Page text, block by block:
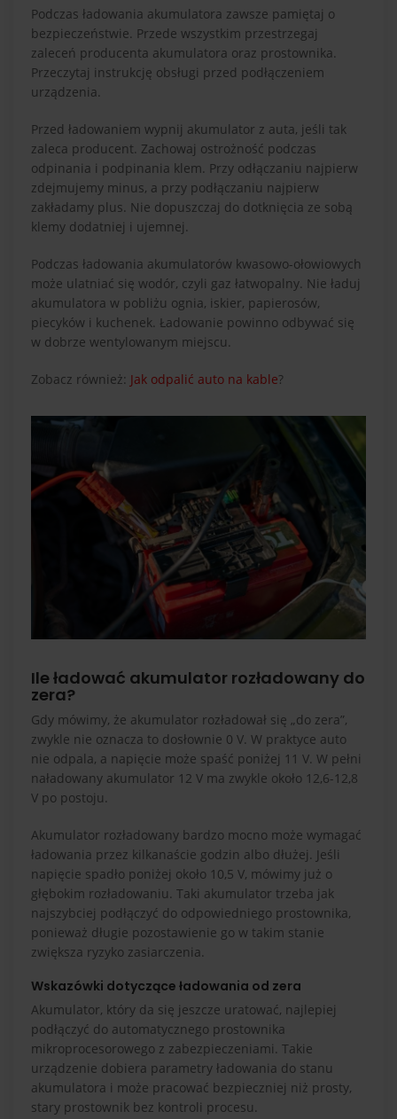
Podczas ładowania akumulatora zawsze pamiętaj o
bezpieczeństwie. Przede wszystkim przestrzegaj
zaleceń producenta akumulatora oraz prostownika.
Przeczytaj instrukcję obsługi przed podłączeniem
urządzenia.
Przed ładowaniem wypnij akumulator z auta, jeśli tak
zaleca producent. Zachowaj ostrożność podczas
odpinania i podpinania klem. Przy odłączaniu najpierw
zdejmujemy minus, a przy podłączaniu najpierw
zakładamy plus. Nie dopuszczaj do dotknięcia ze sobą
klemy dodatniej i ujemnej.
Podczas ładowania akumulatorów kwasowo-ołowiowych
może ulatniać się wodór, czyli gaz łatwopalny. Nie ładuj
akumulatora w pobliżu ognia, iskier, papierosów,
piecyków i kuchenek. Ładowanie powinno odbywać się
w dobrze wentylowanym miejscu.
Zobacz również: Jak odpalić auto na kable?
Ile ładować akumulator rozładowany do
zera?
Gdy mówimy, że akumulator rozładował się „do zera”,
zwykle nie oznacza to dosłownie 0 V. W praktyce auto
nie odpala, a napięcie może spaść poniżej 11 V. W pełni
naładowany akumulator 12 V ma zwykle około 12,6-12,8
V po postoju.
Akumulator rozładowany bardzo mocno może wymagać
ładowania przez kilkanaście godzin albo dłużej. Jeśli
napięcie spadło poniżej około 10,5 V, mówimy już o
głębokim rozładowaniu. Taki akumulator trzeba jak
najszybciej podłączyć do odpowiedniego prostownika,
ponieważ długie pozostawienie go w takim stanie
zwiększa ryzyko zasiarczenia.
Wskazówki dotyczące ładowania od zera
Akumulator, który da się jeszcze uratować, najlepiej
podłączyć do automatycznego prostownika
mikroprocesorowego z zabezpieczeniami. Takie
urządzenie dobiera parametry ładowania do stanu
akumulatora i może pracować bezpieczniej niż prosty,
stary prostownik bez kontroli procesu.